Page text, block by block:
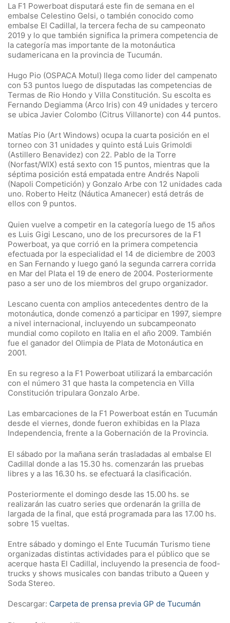
La F1 Powerboat disputará este fin de semana en el
embalse Celestino Gelsi, o también conocido como
embalse El Cadillal, la tercera fecha de su campeonato
2019 y lo que también significa la primera competencia de
la categoría mas importante de la motonáutica
sudamericana en la provincia de Tucumán.
Hugo Pio (OSPACA Motul) llega como lider del campenato
con 53 puntos luego de disputadas las competencias de
Termas de Rio Hondo y Villa Constitución. Su escolta es
Fernando Degiamma (Arco Iris) con 49 unidades y tercero
se ubica Javier Colombo (Citrus Villanorte) con 44 puntos.
Matías Pio (Art Windows) ocupa la cuarta posición en el
torneo con 31 unidades y quinto está Luis Grimoldi
(Astillero Benavidez) con 22. Pablo de la Torre
(Norfast/WIX) está sexto con 15 puntos, mientras que la
séptima posición está empatada entre Andrés Napoli
(Napoli Competición) y Gonzalo Arbe con 12 unidades cada
uno. Roberto Heitz (Náutica Amanecer) está detrás de
ellos con 9 puntos.
Quien vuelve a competir en la categoría luego de 15 años
es Luis Gigi Lescano, uno de los precursores de la F1
Powerboat, ya que corrió en la primera competencia
efectuada por la especialidad el 14 de diciembre de 2003
en San Fernando y luego ganó la segunda carrera corrida
en Mar del Plata el 19 de enero de 2004. Posteriormente
paso a ser uno de los miembros del grupo organizador.
Lescano cuenta con amplios antecedentes dentro de la
motonáutica, donde comenzó a participar en 1997, siempre
a nivel internacional, incluyendo un subcampeonato
mundial como copiloto en Italia en el año 2009. También
fue el ganador del Olimpia de Plata de Motonáutica en
2001.
En su regreso a la F1 Powerboat utilizará la embarcación
con el número 31 que hasta la competencia en Villa
Constitución tripulara Gonzalo Arbe.
Las embarcaciones de la F1 Powerboat están en Tucumán
desde el viernes, donde fueron exhibidas en la Plaza
Independencia, frente a la Gobernación de la Provincia.
El sábado por la mañana serán trasladadas al embalse El
Cadillal donde a las 15.30 hs. comenzarán las pruebas
libres y a las 16.30 hs. se efectuará la clasificación.
Posteriormente el domingo desde las 15.00 hs. se
realizarán las cuatro series que ordenarán la grilla de
largada de la final, que está programada para las 17.00 hs.
sobre 15 vueltas.
Entre sábado y domingo el Ente Tucumán Turismo tiene
organizadas distintas actividades para el público que se
acerque hasta El Cadillal, incluyendo la presencia de food-
trucks y shows musicales con bandas tributo a Queen y
Soda Stereo.
Descargar: Carpeta de prensa previa GP de Tucumán